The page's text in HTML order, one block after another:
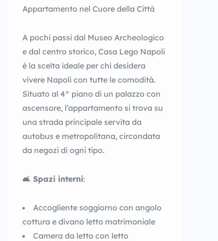
Appartamento nel Cuore della Città
A pochi passi dal Museo Archeologico
e dal centro storico, Casa Lego Napoli
è la scelta ideale per chi desidera
vivere Napoli con tutte le comodità.
Situato al 4° piano di un palazzo con
ascensore, l’appartamento si trova su
una strada principale servita da
autobus e metropolitana, circondata
da negozi di ogni tipo.
🛋 Spazi interni:
Accogliente soggiorno con angolo
cottura e divano letto matrimoniale
Camera da letto con letto